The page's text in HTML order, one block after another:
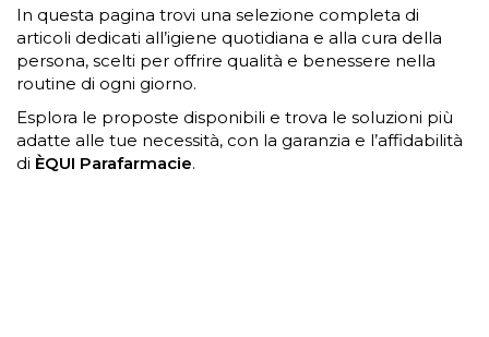
In questa pagina trovi una selezione completa di
articoli dedicati all’igiene quotidiana e alla cura della
persona, scelti per offrire qualità e benessere nella
routine di ogni giorno.
Esplora le proposte disponibili e trova le soluzioni più
adatte alle tue necessità, con la garanzia e l’affidabilità
di ÈQUI Parafarmacie.